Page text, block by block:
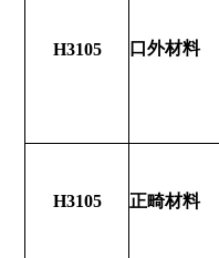
H3105 口外材料
H3105 正畸材料